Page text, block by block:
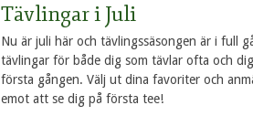
Tävlingar i Juli
Nu är juli här och tävlingssäsongen är i full
tävlingar för både dig som tävlar ofta och
första gången. Välj ut dina favoriter och
emot att se dig på första tee!